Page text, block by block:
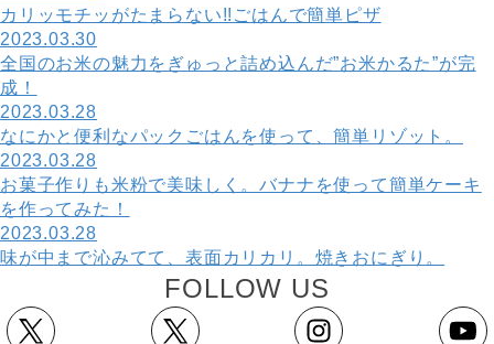
カリッモチッがたまらない!!ごはんで簡単ピザ
2023.03.30
全国のお米の魅力をぎゅっと詰め込んだ”お米かるた”が完
成！
2023.03.28
なにかと便利なパックごはんを使って、簡単リゾット。
2023.03.28
お菓子作りも米粉で美味しく。バナナを使って簡単ケーキ
を作ってみた！
2023.03.28
味が中まで沁みてて、表面カリカリ。焼きおにぎり。
FOLLOW US